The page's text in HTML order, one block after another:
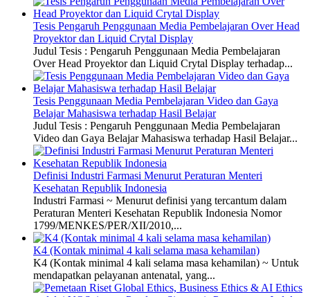
Tesis Pengaruh Penggunaan Media Pembelajaran Over Head
Proyektor dan Liquid Crytal Display
Judul Tesis : Pengaruh Penggunaan Media Pembelajaran
Over Head Proyektor dan Liquid Crytal Display terhadap...
Tesis Penggunaan Media Pembelajaran Video dan Gaya
Belajar Mahasiswa terhadap Hasil Belajar
Judul Tesis : Pengaruh Penggunaan Media Pembelajaran
Video dan Gaya Belajar Mahasiswa terhadap Hasil Belajar...
Definisi Industri Farmasi Menurut Peraturan Menteri
Kesehatan Republik Indonesia
Industri Farmasi ~ Menurut definisi yang tercantum dalam
Peraturan Menteri Kesehatan Republik Indonesia Nomor
1799/MENKES/PER/XII/2010,...
K4 (Kontak minimal 4 kali selama masa kehamilan)
K4 (Kontak minimal 4 kali selama masa kehamilan) ~ Untuk
mendapatkan pelayanan antenatal, yang...